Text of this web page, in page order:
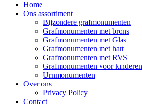
Home
Ons assortiment
Bijzondere grafmonumenten
Grafmonumenten met brons
Grafmonumenten met Glas
Grafmonumenten met hart
Grafmonumenten met RVS
Grafmonumenten voor kinderen
Urnmonumenten
Over ons
Privacy Policy
Contact